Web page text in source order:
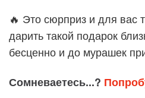
🔥 Это сюрприз и для вас
дарить такой подарок
бесценно и до мурашек
Сомневаетесь...?